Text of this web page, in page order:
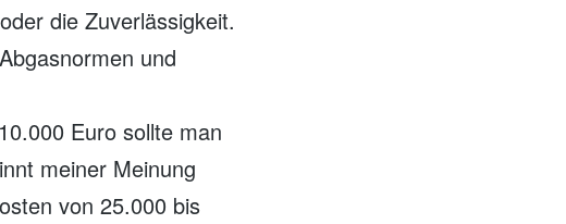
die Zuverlässigkeit.
und
Euro sollte man
meiner Meinung
von 25.000 bis